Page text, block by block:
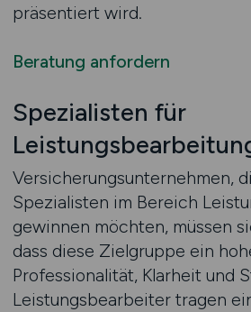
präsentiert wird.
Beratung anfordern
Spezialisten für
Versicherungsunternehmen,
Spezialisten im Bereich
gewinnen möchten, müssen
dass diese Zielgruppe ein
Professionalität, Klarheit und
Leistungsbearbeiter tragen